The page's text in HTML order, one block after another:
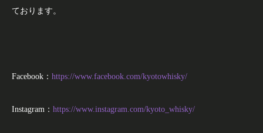
ております。
Facebook： https://www.facebook.com/kyotowhisky/
Instagram： https://www.instagram.com/kyoto_whisky/